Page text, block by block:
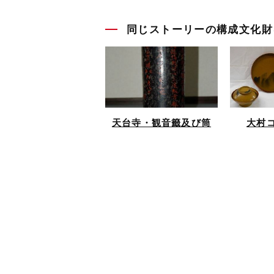
同じストーリーの構成文化
天台寺・観音籤及び筒 大村